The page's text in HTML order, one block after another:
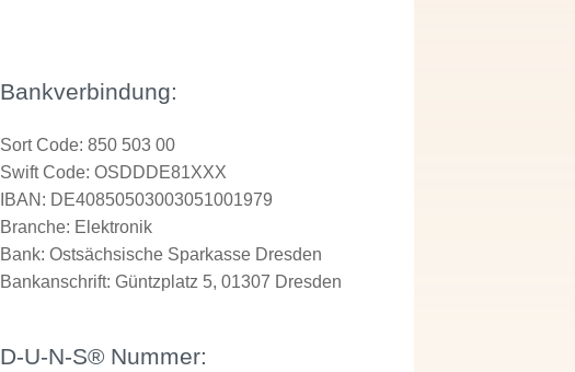
Bankverbindung:
Sort Code: 850 503 00
Swift Code: OSDDDE81XXX
IBAN: DE40850503003051001979
Branche: Elektronik
Bank: Ostsächsische Sparkasse Dresden
Bankanschrift: Güntzplatz 5, 01307 Dresden
D-U-N-S® Nummer: